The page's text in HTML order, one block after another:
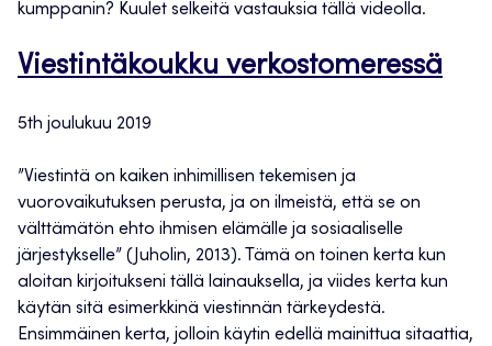
kumppanin? Kuulet selkeitä vastauksia tällä videolla.
Viestintäkoukku verkostomeressä
5th joulukuu 2019
”Viestintä on kaiken inhimillisen tekemisen ja
vuorovaikutuksen perusta, ja on ilmeistä, että se on
välttämätön ehto ihmisen elämälle ja sosiaaliselle
järjestykselle” (Juholin, 2013). Tämä on toinen kerta kun
aloitan kirjoitukseni tällä lainauksella, ja viides kerta kun
käytän sitä esimerkkinä viestinnän tärkeydestä.
Ensimmäinen kerta, jolloin käytin edellä mainittua sitaattia,